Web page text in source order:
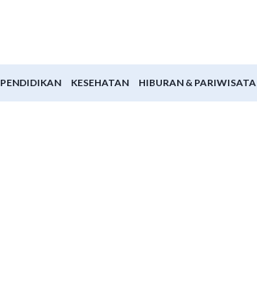
PENDIDIKAN KESEHATAN HIBURAN & PARIWISATA